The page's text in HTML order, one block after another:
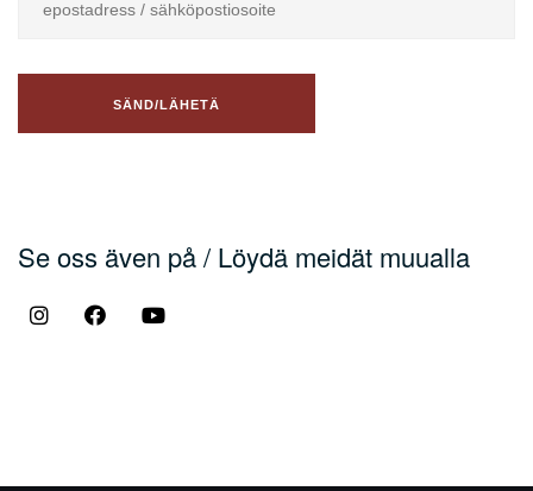
Se oss även på / Löydä meidät muualla